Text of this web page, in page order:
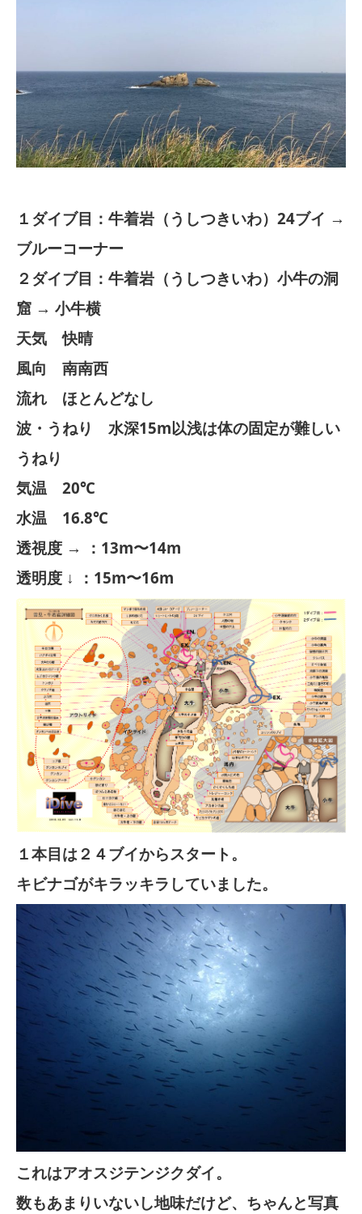
１ダイブ目：牛着岩（うしつきいわ）24ブイ →
ブルーコーナー
２ダイブ目：牛着岩（うしつきいわ）小牛の洞
窟 → 小牛横
天気 快晴
風向 南南西
流れ ほとんどなし
波・うねり 水深15m以浅は体の固定が難しい
うねり
気温 20℃
水温 16.8℃
透視度 → ：13m〜14m
透明度 ↓ ：15m〜16m
１本目は２４ブイからスタート。
キビナゴがキラッキラしていました。
これはアオスジテンジクダイ。
数もあまりいないし地味だけど、ちゃんと写真